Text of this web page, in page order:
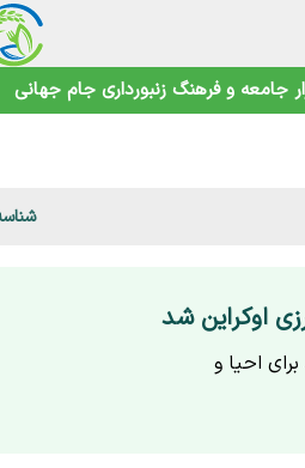
جامعه و فرهنگ زنبورداری جام جهانی
شناسه
اوکراین شد
احیا و